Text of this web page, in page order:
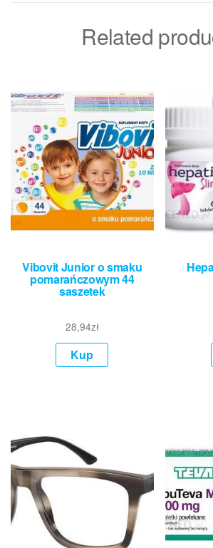
Related
Vibovit Junior o smaku
pomarańczowym 44
saszetek
28,94zł
Kup